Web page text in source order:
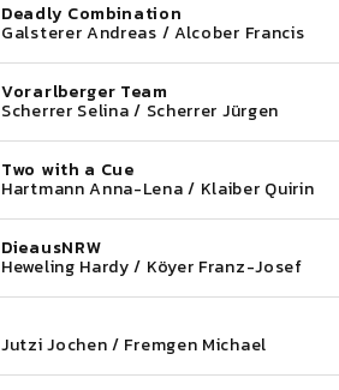
Deadly Combination
Galsterer Andreas / Alcober Francis
Vorarlberger Team
Scherrer Selina / Scherrer Jürgen
Two with a Cue
Hartmann Anna-Lena / Klaiber Quirin
DieausNRW
Heweling Hardy / Köyer Franz-Josef
Jutzi Jochen / Fremgen Michael